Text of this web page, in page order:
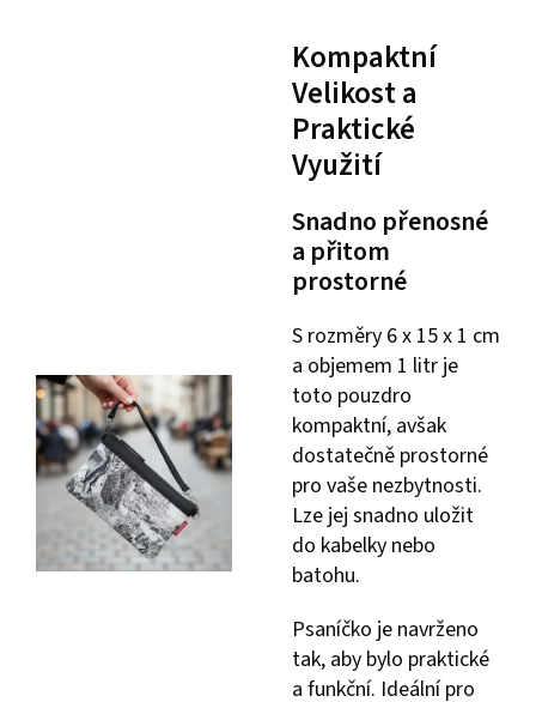
Kompaktní
Velikost a
Praktické
Využití
Snadno přenosné
a přitom
prostorné
S rozměry 6 x 15 x 1 cm
a objemem 1 litr je
toto pouzdro
kompaktní, avšak
dostatečně prostorné
pro vaše nezbytnosti.
Lze jej snadno uložit
do kabelky nebo
batohu.
Psaníčko je navrženo
tak, aby bylo praktické
a funkční. Ideální pro